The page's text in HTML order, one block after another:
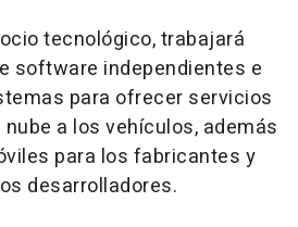
tecnológico, trabajará
software independientes e
para ofrecer servicios
a los vehículos, además
para los fabricantes y
desarrolladores.